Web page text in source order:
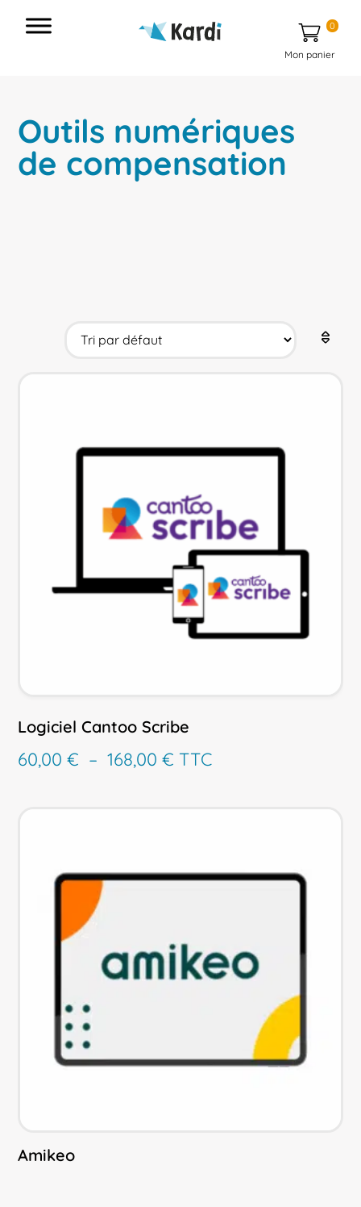
Mon panier
0
Outils numériques
de compensation
Logiciel Cantoo Scribe
60,00€ – 168,00€ Plage
TTC
Amikeo